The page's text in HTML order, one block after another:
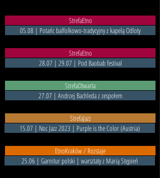
StrefaEtno
05.08 | Potańc balfolkowo-tradycyjny z kapelą Odloty
StrefaEtno
28.07 | 29.07 | Pod Baobab festival
StrefaOtwarta
27.07 | Andrzej Bachleda z zespołem
StrefaJazz
15.07 | Noc Jazz 2023 | Purple is the Color (Austria)
EtnoKraków / Rozstaje
25.06 | Garnitur polski | warsztaty z Marią Stępień